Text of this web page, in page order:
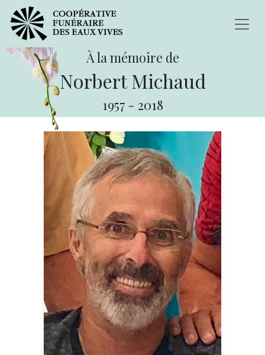
À la mémoire de
Norbert Michaud
1957 - 2018